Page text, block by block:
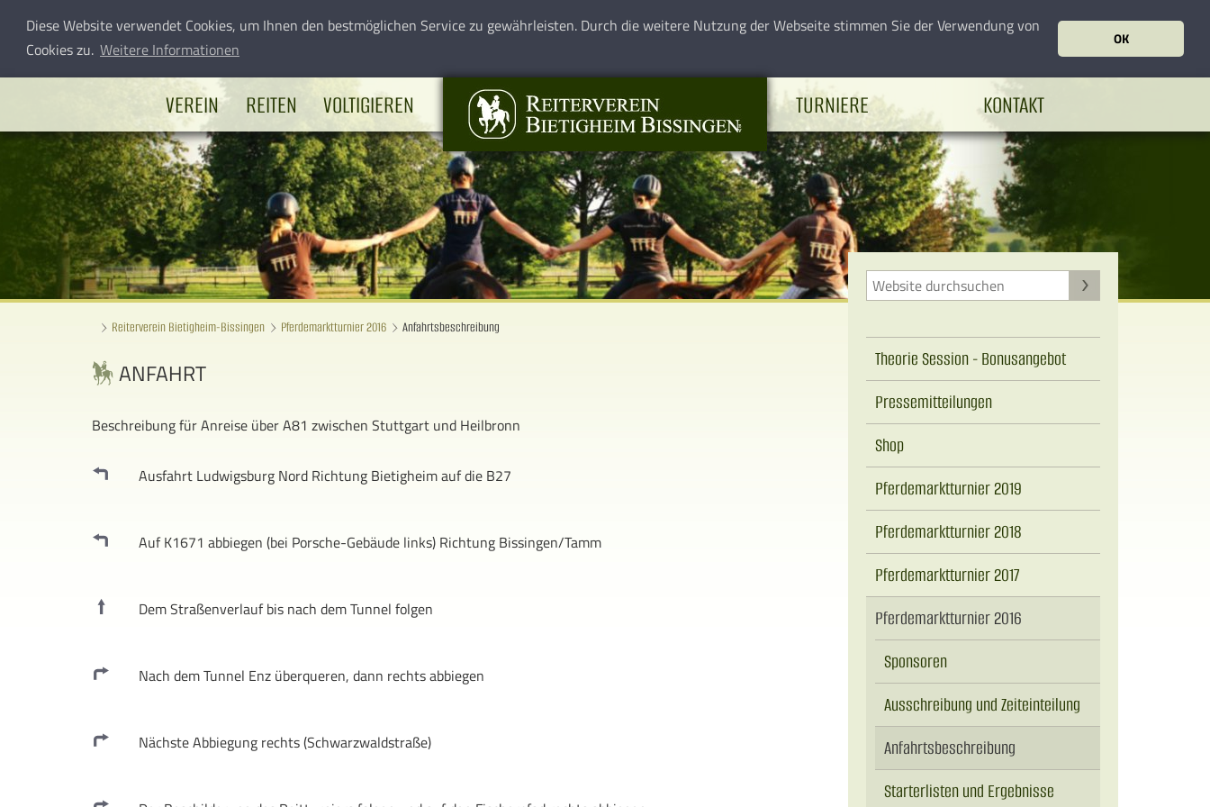
Diese Website verwendet Cookies, um Ihnen den bestmöglichen Service zu gewährleisten. Durch die weitere Nutzung der Webseite stimmen Sie der Verwendung von
Cookies zu. Weitere Informationen OK
VEREIN REITEN VOLTIGIEREN TURNIERE KONTAKT
Reiterverein Bietigheim-Bissingen Pferdemarktturnier 2016 Anfahrtsbeschreibung
ANFAHRT
Beschreibung für Anreise über A81 zwischen Stuttgart und Heilbronn
Ausfahrt Ludwigsburg Nord Richtung Bietigheim auf die B27
Auf K1671 abbiegen (bei Porsche-Gebäude links) Richtung Bissingen/Tamm
Dem Straßenverlauf bis nach dem Tunnel folgen
Nach dem Tunnel Enz überqueren, dann rechts abbiegen
Nächste Abbiegung rechts (Schwarzwaldstraße)
Theorie Session - Bonusangebot
Pressemitteilungen
Shop
Pferdemarktturnier 2019
Pferdemarktturnier 2018
Pferdemarktturnier 2017
Pferdemarktturnier 2016
Sponsoren
Ausschreibung und Zeiteinteilung
Anfahrtsbeschreibung
Starterlisten und Ergebnisse